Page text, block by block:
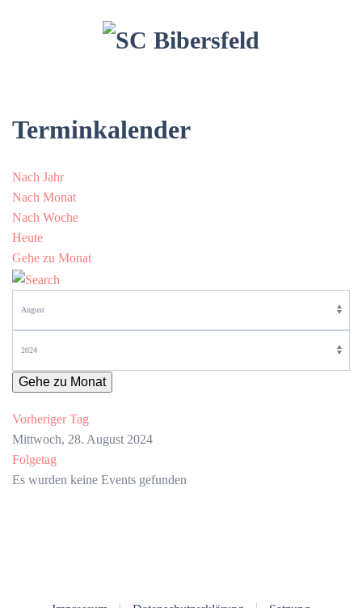
Terminkalender
Nach Jahr
Nach Monat
Nach Woche
Heute
Gehe zu Monat
Gehe zu Monat
Vorheriger Tag
Mittwoch, 28. August 2024
Folgetag
Es wurden keine Events gefunden